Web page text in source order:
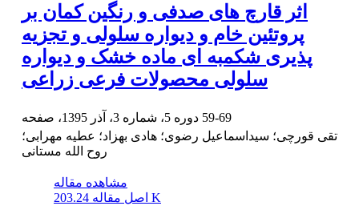
اثر قارچ های صدفی و رنگین کمان بر
پروتئین خام و دیواره سلولی و تجزیه
پذیری شکمبه ای ماده خشک و دیواره
سلولی محصولات فرعی زراعی
59-69
تقی قورچی؛ سیداسماعیل رضوی؛ هادی بهزاد؛ عطیه مهرابی؛
روح الله مستانی
مشاهده مقاله
اصل مقاله 203.24 K